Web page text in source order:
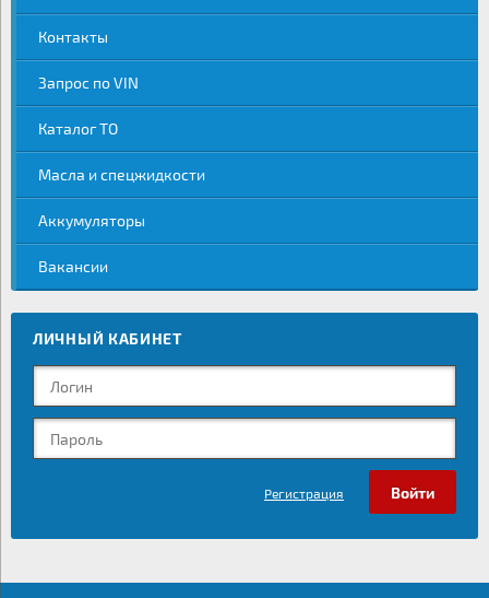
Контакты
Запрос по VIN
Каталог ТО
Масла и спецжидкости
Аккумуляторы
Вакансии
ЛИЧНЫЙ КАБИНЕТ
Регистрация